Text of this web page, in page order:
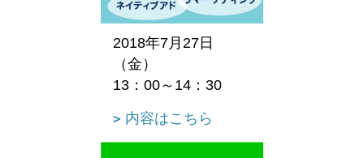
2018年7月27日
（金）
13：00～14：30
内容はこちら